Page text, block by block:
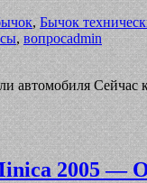
, Бычок
,вопросadmin
автомобиля Сейчас
2005 —